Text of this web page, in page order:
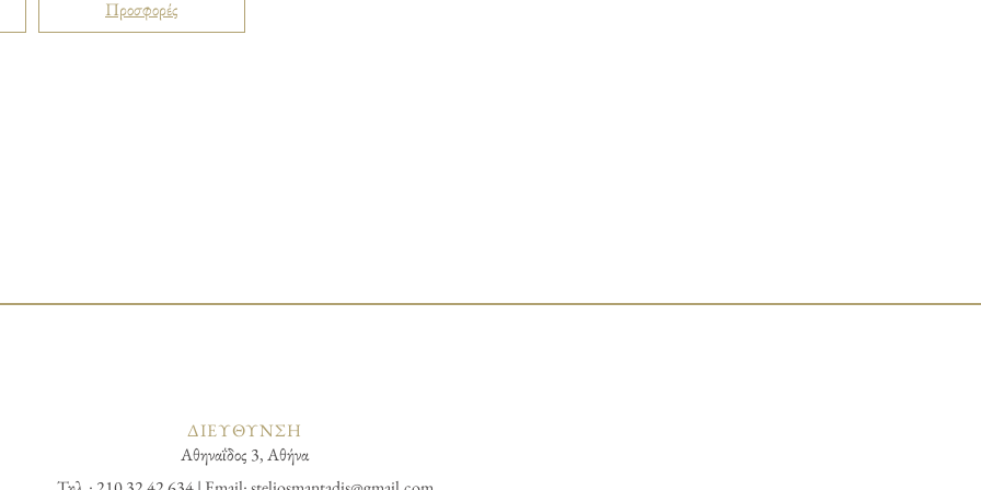
Προσφορές
ΔΙΕΥΘΥΝΣΗ
Αθηναΐδος 3, Αθήνα